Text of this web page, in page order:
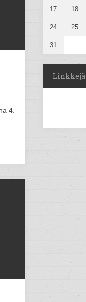
4.
17 18
24 25
31
Linkkejä